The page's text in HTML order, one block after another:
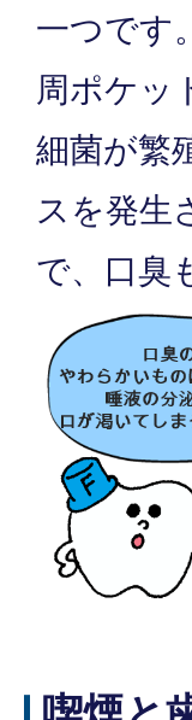
一つです
周ポケッ
細菌が繁
スを発生
で、口臭